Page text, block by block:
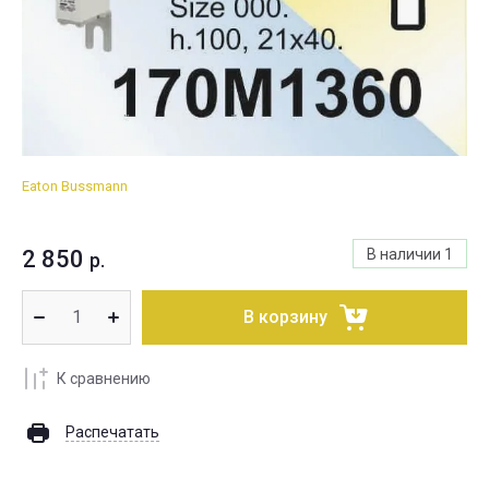
Eaton Bussmann
В наличии 1
2 850 р.
В корзину
К сравнению
Распечатать